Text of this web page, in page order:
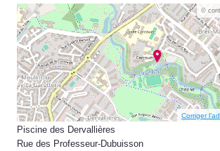
©
Corriger
Piscine des Dervallières
Rue des Professeur-Dubuisson